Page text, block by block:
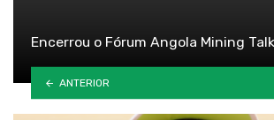
Encerrou o Fórum Angola Mining
ANTERIOR